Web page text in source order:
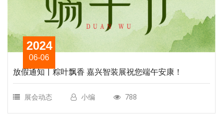
2024
06-06
放假通知丨粽叶飘香 嘉兴智装展祝您端午安康！
展会动态 小编 788